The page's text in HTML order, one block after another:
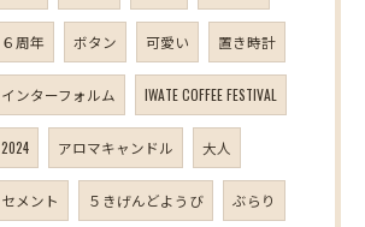
６周年 ボタン 可愛い 置き時計
インターフォルム IWATE COFFEE FESTIVAL
2024 アロマキャンドル 大人
セメント ５きげんどようび ぶらり